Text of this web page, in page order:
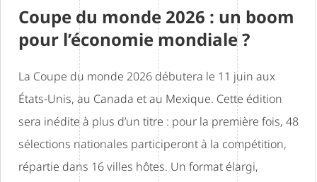
Coupe du monde 2026 : un boom
pour l’économie mondiale ?
La Coupe du monde 2026 débutera le 11 juin aux
États-Unis, au Canada et au Mexique. Cette édition
sera inédite à plus d’un titre : pour la première fois, 48
sélections nationales participeront à la compétition,
répartie dans 16 villes hôtes. Un format élargi,